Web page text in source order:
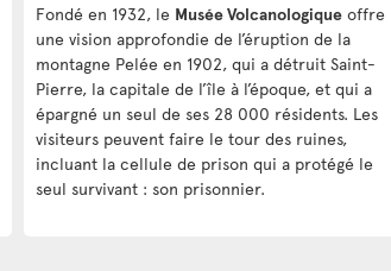
Fondé en 1932, le Musée Volcanologique offre
une vision approfondie de l’éruption de la
montagne Pelée en 1902, qui a détruit Saint-
Pierre, la capitale de l’île à l’époque, et qui a
épargné un seul de ses 28 000 résidents. Les
visiteurs peuvent faire le tour des ruines,
incluant la cellule de prison qui a protégé le
seul survivant : son prisonnier.